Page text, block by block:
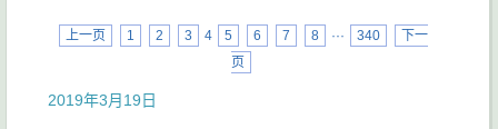
上一页 1 2 3 4 5 6 7 8 ··· 340
下一
页
2019年3月19日